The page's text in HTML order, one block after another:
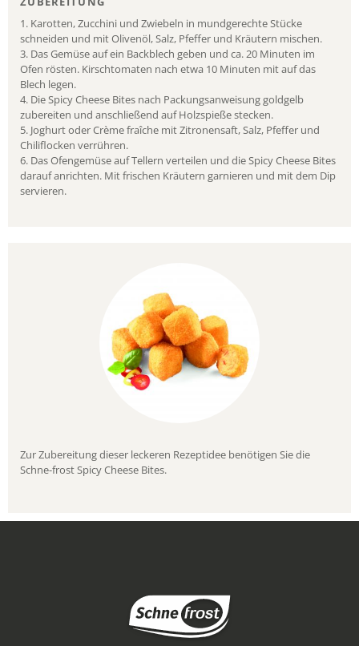
Zur Zubereitung dieser leckeren Rezeptidee benötigen Sie die
Schne-frost Spicy Cheese Bites.
1. Karotten, Zucchini und Zwiebeln in mundgerechte Stücke
schneiden und mit Olivenöl, Salz, Pfeffer und Kräutern mischen.
3. Das Gemüse auf ein Backblech geben und ca. 20 Minuten im
Ofen rösten. Kirschtomaten nach etwa 10 Minuten mit auf das
Blech legen.
4. Die Spicy Cheese Bites nach Packungsanweisung goldgelb
zubereiten und anschließend auf Holzspieße stecken.
5. Joghurt oder Crème fraîche mit Zitronensaft, Salz, Pfeffer und
Chiliflocken verrühren.
6. Das Ofengemüse auf Tellern verteilen und die Spicy Cheese Bites
darauf anrichten. Mit frischen Kräutern garnieren und mit dem Dip
servieren.